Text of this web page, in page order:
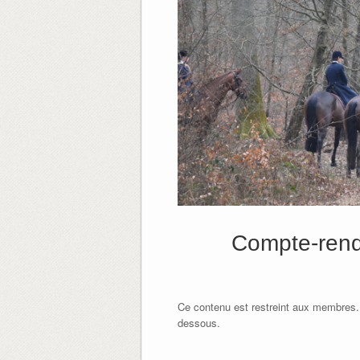
Compte-
Ce contenu est restreint aux
dessous.